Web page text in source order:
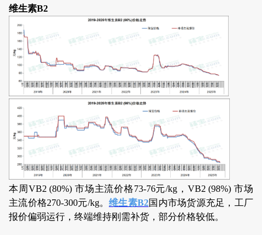
维生素B2
本周VB2 (80%) 市场主流价格73-76元/kg，VB2 (98%) 市场
主流价格270-300元/kg。维生素B2国内市场货源充足，工厂
报价偏弱运行，终端维持刚需补货，部分价格较低。